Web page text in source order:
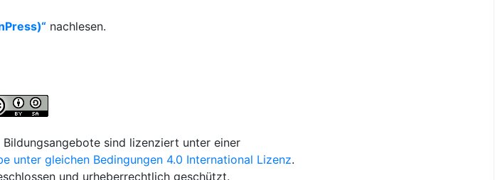
nachlesen.
sind lizenziert unter einer
unter gleichen Bedingungen 4.0 International Lizenz.
und urheberrechtlich geschützt.